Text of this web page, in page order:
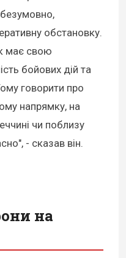
обстановку.
має свою
бойових дій та
говорити про
напрямку, на
чи поблизу
- сказав він.
на